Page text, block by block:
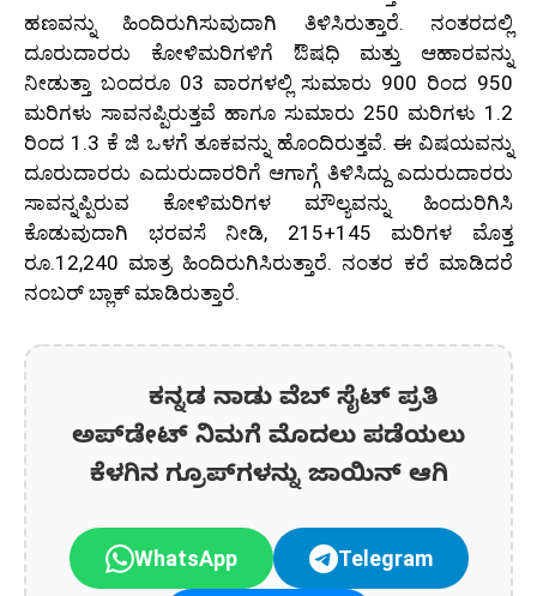
ಹಣವನ್ನು ಹಿಂದಿರುಗಿಸುವುದಾಗಿ ತಿಳಿಸಿರುತ್ತಾರೆ. ನಂತರದಲ್ಲಿ
ದೂರುದಾರರು ಕೋಳಿಮರಿಗಳಿಗೆ ಔಷಧಿ ಮತ್ತು ಆಹಾರವನ್ನು
ನೀಡುತ್ತಾ ಬಂದರೂ 03 ವಾರಗಳಲ್ಲಿ ಸುಮಾರು 900 ರಿಂದ 950
ಮರಿಗಳು ಸಾವನಪ್ಪಿರುತ್ತವೆ ಹಾಗೂ ಸುಮಾರು 250 ಮರಿಗಳು 1.2
ರಿಂದ 1.3 ಕೆ ಜಿ ಒಳಗೆ ತೂಕವನ್ನು ಹೊಂದಿರುತ್ತವೆ. ಈ ವಿಷಯವನ್ನು
ದೂರುದಾರರು ಎದುರುದಾರರಿಗೆ ಆಗಾಗ್ಗೆ ತಿಳಿಸಿದ್ದು ಎದುರುದಾರರು
ಸಾವನ್ನಪ್ಪಿರುವ ಕೋಳಿಮರಿಗಳ ಮೌಲ್ಯವನ್ನು ಹಿಂದುರಿಗಿಸಿ
ಕೊಡುವುದಾಗಿ ಭರವಸೆ ನೀಡಿ, 215+145 ಮರಿಗಳ ಮೊತ್ತ
ರೂ.12,240 ಮಾತ್ರ ಹಿಂದಿರುಗಿಸಿರುತ್ತಾರೆ. ನಂತರ ಕರೆ ಮಾಡಿದರೆ
ನಂಬರ್ ಬ್ಲಾಕ್ ಮಾಡಿರುತ್ತಾರೆ.
ಕನ್ನಡ ನಾಡು ವೆಬ್ ಸೈಟ್ ಪ್ರತಿ
ಅಪ್‌ಡೇಟ್‌ ನಿಮಗೆ ಮೊದಲು ಪಡೆಯಲು
ಕೆಳಗಿನ ಗ್ರೂಪ್‌ಗಳನ್ನು ಜಾಯಿನ್ ಆಗಿ
WhatsApp Telegram